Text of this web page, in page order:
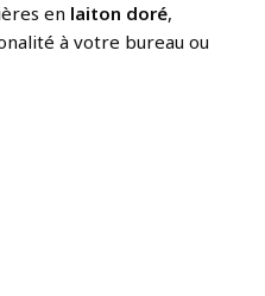
en laiton doré,
à votre bureau ou